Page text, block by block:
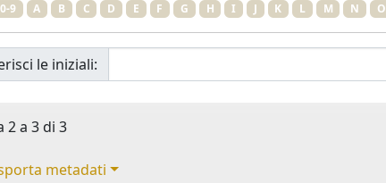
0-9 A B C D E F G H I J K L M N O
le iniziali:
a 3 di 3
metadati